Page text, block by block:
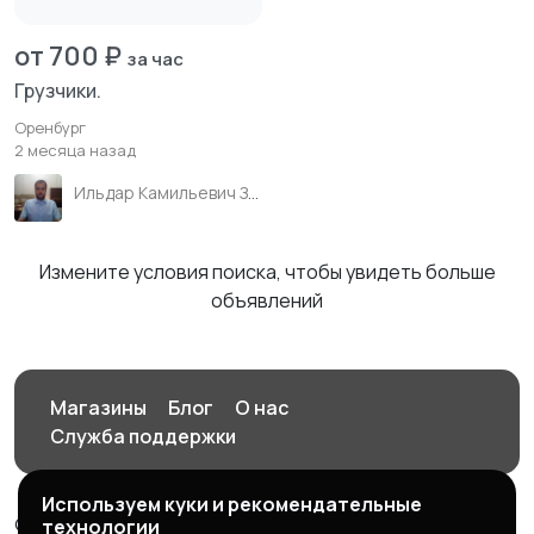
от 700 ₽ за час
Грузчики.
Оренбург
2 месяца назад
Измените условия поиска, чтобы увидеть больше
объявлений
Магазины Блог
О нас
Служба поддержки
© 2026 Орен-АЙ - Авто | Недвижимость | Работа |
Используем куки и рекомендательные
технологии